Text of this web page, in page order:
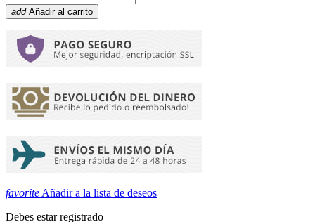
add Añadir al carrito
favorite Añadir a la lista de deseos
Debes estar registrado